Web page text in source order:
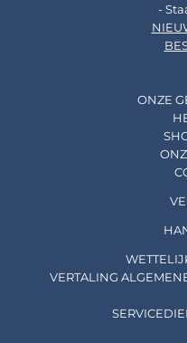
-
ONZE
VERTALING